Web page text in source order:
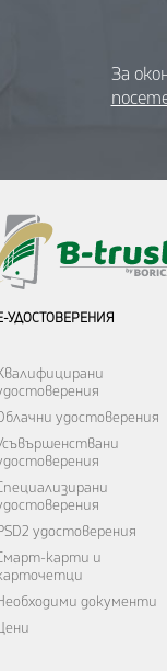
За
УДОСТОВЕРЕНИЯ
удостоверения
удостоверения
карти и
документи